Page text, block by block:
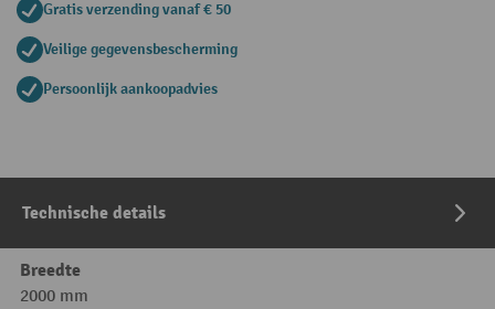
Gratis verzending vanaf € 50
Veilige gegevensbescherming
Persoonlijk aankoopadvies
Technische details
Breedte
2000 mm